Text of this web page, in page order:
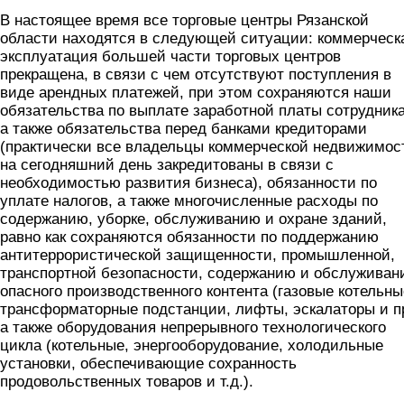
В настоящее время все торговые центры Рязанской
области находятся в следующей ситуации:
эксплуатация большей части торговых центров
прекращена, в связи с чем отсутствуют поступления в
виде арендных платежей, при этом сохраняются наши
обязательства по выплате заработной платы
а также обязательства перед банками кредиторами
(практически все владельцы коммерческой
на сегодняшний день закредитованы в связи с
необходимостью развития бизнеса), обязанности по
уплате налогов, а также многочисленные расходы по
содержанию, уборке, обслуживанию и охране зданий,
равно как сохраняются обязанности по поддержанию
антитеррористической защищенности, промышленной,
транспортной безопасности, содержанию и
опасного производственного контента (газовые
трансформаторные подстанции, лифты, эскалаторы и
а также оборудования непрерывного технологического
цикла (котельные, энергооборудование, холодильные
установки, обеспечивающие сохранность
продовольственных товаров и т.д.).